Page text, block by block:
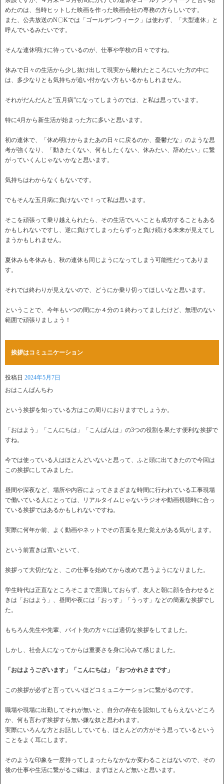
めたのは、当時ヒットした映画を作った映画会社の専務の方らしいです。
また、公共放送のN〇Kでは「ゴールデンウィーク」は使わず、「大型連休」と
呼んでいるみたいです。
そんな連休明けに待っているのが、仕事や学校の日々ですね。
休みで日々の生活から少し抜け出して現実から離れたところにいた方の中に
は、多少なりとも気持ちが追い付かない方もいるかもしれません。
それがだんだんと”五月病”になってしまうのでは、と私は思っています。
特に4月から新生活が始まった方に多いと思います。
初の連休で、「休め明けからまたあの日々に戻るのか、憂鬱だな」のような思
考が強くなり、「動きたくない、何もしたくない、休みたい、辞めたい」に繋
がっていくんじゃないかなと思います。
気持ちはわからなくもないです。
でもそんな五月病に負けないで！って私は思います。
そこを頑張って乗り越えられたら、その生活でいいことも成功することもある
かもしれないですし、逆に負けてしまったらずっと負け続ける未来が見えてし
まうかもしれません。
夏休みも冬休みも、秋の連休も同じようになってしまう可能性だってありま
す。
それでは終わりが見えないので、どうにか乗り切ってほしいなと思います。
ということで、今年もいつの間にか４分の１終わってましたけど、無理のない
範囲で頑張りましょう！
挨拶はコミュニケーション
投稿日 2024年5月7日
おはこんばんちわ
という挨拶を知っている方はこの周りにおりますでしょうか。
「おはよう」「こんにちは」「こんばんは」の3つの役割を果たす便利な挨拶で
すね。
今では使っている人はほとんどいないと思って、ふと頭に出てきたので今回は
この挨拶にしてみました。
昼間や深夜など、場所や内容によってさまざまな時間に行われている工事現場
で働いている人にとっては、リアルタイムじゃないラジオや動画視聴時に合っ
ている挨拶ではあるかもしれないですね。
実際に何年か前、よく動画やネットでその言葉を見た覚えがある気がします。
という前置きは置いといて、
挨拶って大切だなと、この仕事を始めてから改めて思うようになりました。
学生時代は正直なところそこまで意識しておらず、友人と朝に顔を合わせると
きは「おはよう」、昼間や夜には「おっす」「うっす」などの簡素な挨拶でし
た。
もちろん先生や先輩、バイト先の方々には適切な挨拶をしてました。
しかし、社会人になってからは重要さを身に沁みて感じました。
「おはようございます」「こんにちは」「おつかれさまです」
この挨拶が必ずと言っていいほどコミュニケーションに繋がるのです。
職場や現場に出勤してそれが無いと、自分の存在を認知してもらえないどころ
か、何も言わず挨拶すら無い嫌な奴と思われます。
実際にいろんな方とお話ししていても、ほとんどの方がそう思っているという
ことをよく耳にします。
そのような印象を一度持ってしまったらなかなか変わることはないので、その
後の仕事や生活に繋がるご縁は、まずほとんど無いと思います。